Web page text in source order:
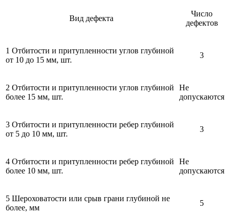
Вид дефекта
Число
дефектов
1 Отбитости и притупленности углов глубиной
от 10 до 15 мм, шт.
3
2 Отбитости и притупленности углов глубиной
более 15 мм, шт.
Не
допускаются
3 Отбитости и притупленности ребер глубиной
от 5 до 10 мм, шт.
3
4 Отбитости и притупленности ребер глубиной
более 10 мм, шт.
Не
допускаются
5 Шероховатости или срыв грани глубиной не
более, мм
5